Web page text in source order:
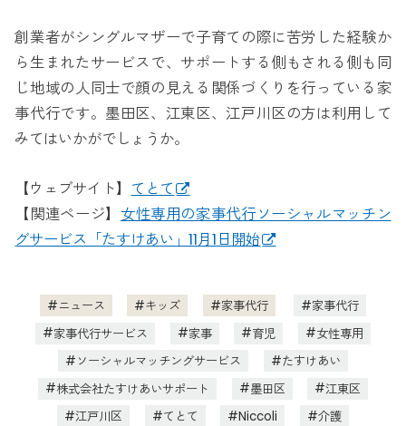
創業者がシングルマザーで子育ての際に苦労した経験か
ら生まれたサービスで、サポートする側もされる側も同
じ地域の人同士で顔の見える関係づくりを行っている家
事代行です。墨田区、江東区、江戸川区の方は利用して
みてはいかがでしょうか。
【ウェブサイト】 てとて
【関連ページ】 女性専用の家事代行ソーシャルマッチン
グサービス「たすけあい」11月1日開始
ニュース キッズ 家事代行
家事代行
家事代行サービス
家事 育児
女性専用
ソーシャルマッチングサービス
たすけあい
株式会社たすけあいサポート
墨田区
江東区
江戸川区
てとて Niccoli 介護